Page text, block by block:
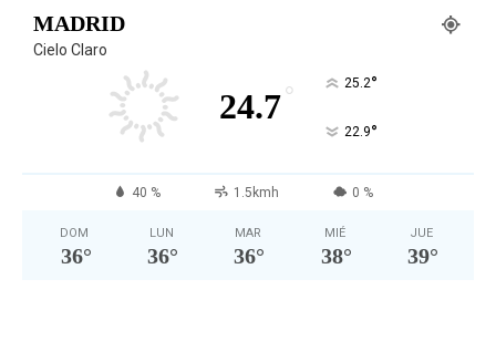
MADRID
Cielo Claro
24.7° 25.2°
22.9°
40 % 1.5kmh 0 %
DOM
36°
LUN
36°
MAR
36°
MIÉ
38°
JUE
39°